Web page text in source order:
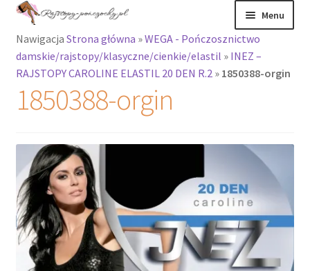
Przejdź
nawigacji
Przejdź
treści
Menu
Rajstopy
Rozwiń
menu
potomne
Podkolanówki i
skarpetki
Wszystkie
produkty
Nawigacja Strona główna »WEGA - Pończosznictwo
damskie/rajstopy/klasyczne/cienkie/elastil » INEZ –
RAJSTOPY CAROLINE ELASTIL 20 DEN R.2» 1850388-orgin
1850388-orgin